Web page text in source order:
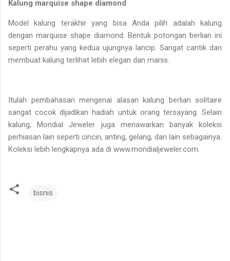
Kalung marquise shape diamond
Model kalung terakhir yang bisa Anda pilih adalah kalung
dengan marquise shape diamond. Bentuk potongan berlian ini
seperti perahu yang kedua ujungnya lancip. Sangat cantik dan
membuat kalung terlihat lebih elegan dan manis.
Itulah pembahasan mengenai alasan kalung berlian solitaire
sangat cocok dijadikan hadiah untuk orang tersayang. Selain
kalung, Mondial Jeweler juga menawarkan banyak koleksi
perhiasan lain seperti cincin, anting, gelang, dan lain sebagainya.
Koleksi lebih lengkapnya ada di www.mondialjeweler.com.
bisnis